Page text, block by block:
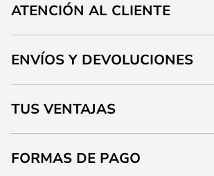
ATENCIÓN AL CLIENTE
ENVÍOS Y DEVOLUCIONES
TUS VENTAJAS
FORMAS DE PAGO